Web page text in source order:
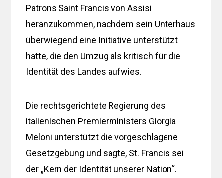
Patrons Saint Francis von Assisi
heranzukommen, nachdem sein Unterhaus
überwiegend eine Initiative unterstützt
hatte, die den Umzug als kritisch für die
Identität des Landes aufwies.
Die rechtsgerichtete Regierung des
italienischen Premierministers Giorgia
Meloni unterstützt die vorgeschlagene
Gesetzgebung und sagte, St. Francis sei
der „Kern der Identität unserer Nation“.